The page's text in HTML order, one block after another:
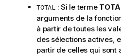
TOTAL: Si le terme
arguments de la
à partir de toutes les
des sélections actives,
partir de celles qui sont